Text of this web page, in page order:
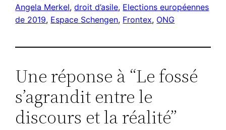
Angela Merkel, droit d’asile, Elections européennes
de 2019, Espace Schengen, Frontex, ONG
Une réponse à “Le fossé
s’agrandit entre le
discours et la réalité”